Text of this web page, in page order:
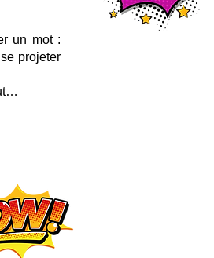
un mot :
projeter